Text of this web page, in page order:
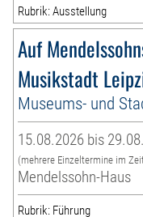
Rubrik: Ausstellung
Auf
Musikstadt
Museums- und
15.08.2026 bis
(mehrere Einzeltermine im
Mendelssohn-Haus
Rubrik: Führung